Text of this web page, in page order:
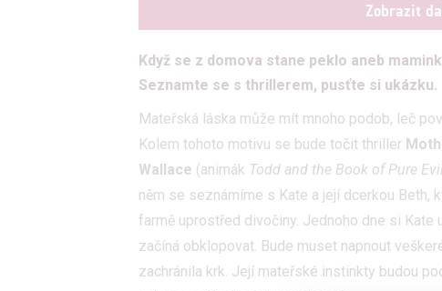
Zobrazit
Když se z domova stane peklo aneb
Seznamte se s thrillerem, pusťte si ukázku.
Mateřská láska může mít mnoho podob, leč
Kolem tohoto motivu se bude točit thriller
Wallace (animák Todd and the Book of Pure
něm se seznámíme s Kate a její dcerkou Beth,
farmě uprostřed divočiny. Jednoho dne si Kate
začíná obklopovat. Bude muset napnout
zachránila krk. Její mateřské instinkty budou